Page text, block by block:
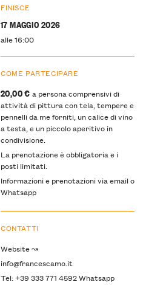
FINISCE
17 MAGGIO 2026
alle 16:00
COME PARTECIPARE
20,00 € a persona comprensivi di
attività di pittura con tela, tempere e
pennelli da me forniti, un calice di vino
a testa, e un piccolo aperitivo in
condivisione.
La prenotazione è obbligatoria e i
posti limitati.
Informazioni e prenotazioni via email o
Whatsapp
CONTATTI
Website ↝
info@francescamo.it
Tel: +39 333 771 4592 Whatsapp